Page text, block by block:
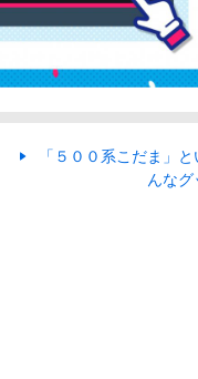
「５００系こだま」と
んなグ